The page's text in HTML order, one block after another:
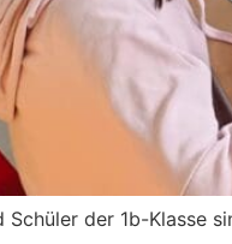
Schüler der 1b-Klasse